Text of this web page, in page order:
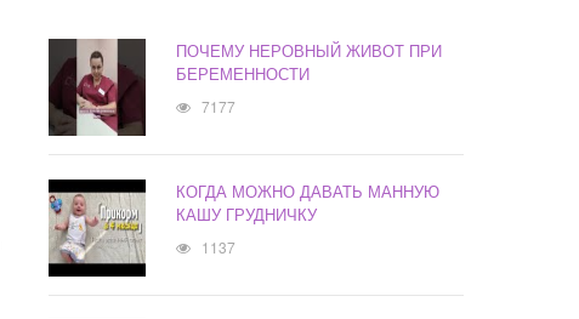
ПОЧЕМУ НЕРОВНЫЙ ЖИВОТ ПРИ
БЕРЕМЕННОСТИ
7177
КОГДА МОЖНО ДАВАТЬ МАННУЮ
КАШУ ГРУДНИЧКУ
1137